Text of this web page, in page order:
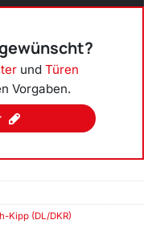
undTüren
Vorgaben.
Kipp (DL/DKR)